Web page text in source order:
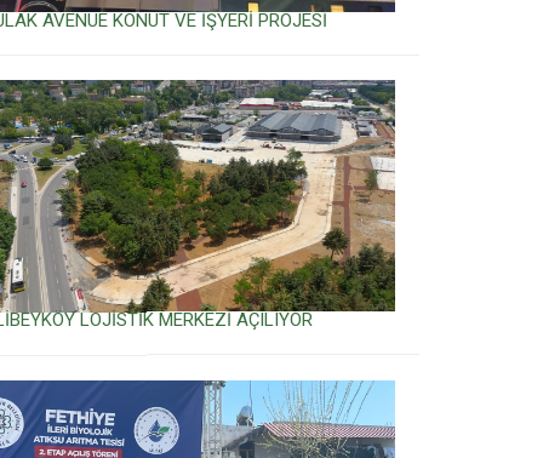
AVENUE KONUT VE İŞYERİ PROJESİ
LOJİSTİK MERKEZİ AÇILIYOR